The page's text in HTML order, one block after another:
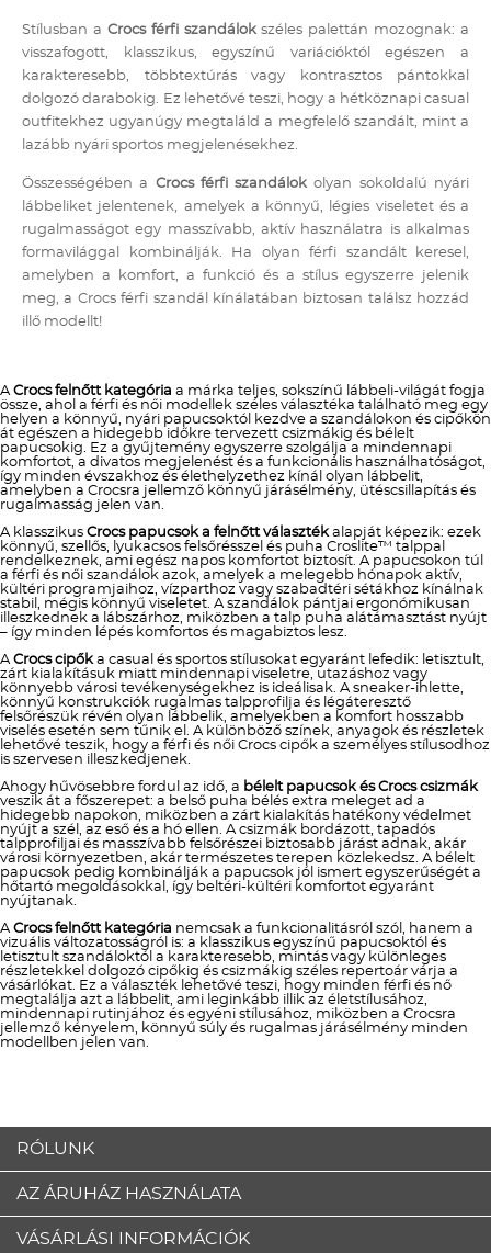
Stílusban a Crocs férfi szandálokszéles palettán mozognak: a
visszafogott, klasszikus, egyszínű variációktól egészen a
karakteresebb, többtextúrás vagy kontrasztos pántokkal
dolgozó darabokig. Ez lehetővé teszi, hogy a hétköznapi casual
outfitekhez ugyanúgy megtaláld a megfelelő szandált, mint a
lazább nyári sportos megjelenésekhez.
Összességében a Crocs férfi szandálokolyan sokoldalú nyári
lábbeliket jelentenek, amelyek a könnyű, légies viseletet és a
rugalmasságot egy masszívabb, aktív használatra is alkalmas
formavilággal kombinálják. Ha olyan férfi szandált keresel,
amelyben a komfort, a funkció és a stílus egyszerre jelenik
meg, a Crocs férfi szandál kínálatában biztosan találsz hozzád
illő modellt!
ACrocs felnőtt kategória a márka teljes, sokszínű lábbeli-világát fogja
össze, ahol a férfi és női modellek széles választéka található meg egy
helyen a könnyű, nyári papucsoktól kezdve a szandálokon és cipőkön
át egészen a hidegebb időkre tervezett csizmákig és bélelt
papucsokig. Ez a gyűjtemény egyszerre szolgálja a mindennapi
komfortot, a divatos megjelenést és a funkcionális használhatóságot,
így minden évszakhoz és élethelyzethez kínál olyan lábbelit,
amelyben a Crocsra jellemző könnyű járásélmény, ütéscsillapítás és
rugalmasság jelen van.
A klasszikus Crocs papucsok a felnőtt választékalapját képezik: ezek
könnyű, szellős, lyukacsos felsőrésszel és puha Croslite™ talppal
rendelkeznek, ami egész napos komfortot biztosít. A papucsokon túl
a férfi és női szandálok azok, amelyek a melegebb hónapok aktív,
kültéri programjaihoz, vízparthoz vagy szabadtéri sétákhoz kínálnak
stabil, mégis könnyű viseletet. A szandálok pántjai ergonómikusan
illeszkednek a lábszárhoz, miközben a talp puha alátámasztást nyújt
– így minden lépés komfortos és magabiztos lesz.
ACrocs cipőka casual és sportos stílusokat egyaránt lefedik: letisztult,
zárt kialakításuk miatt mindennapi viseletre, utazáshoz vagy
könnyebb városi tevékenységekhez is ideálisak. A sneaker-ihlette,
könnyű konstrukciók rugalmas talpprofilja és légáteresztő
felsőrészük révén olyan lábbelik, amelyekben a komfort hosszabb
viselés esetén sem tűnik el. A különböző színek, anyagok és részletek
lehetővé teszik, hogy a férfi és női Crocs cipők a személyes stílusodhoz
is szervesen illeszkedjenek.
Ahogy hűvösebbre fordul az idő, a bélelt papucsok és Crocs csizmák
veszik át a főszerepet: a belső puha bélés extra meleget ad a
hidegebb napokon, miközben a zárt kialakítás hatékony védelmet
nyújt a szél, az eső és a hó ellen. A csizmák bordázott, tapadós
talpprofiljai és masszívabb felsőrészei biztosabb járást adnak, akár
városi környezetben, akár természetes terepen közlekedsz. A bélelt
papucsok pedig kombinálják a papucsok jól ismert egyszerűségét a
hőtartó megoldásokkal, így beltéri-kültéri komfortot egyaránt
nyújtanak.
ACrocs felnőtt kategória nemcsak a funkcionalitásról szól, hanem a
vizuális változatosságról is: a klasszikus egyszínű papucsoktól és
letisztult szandáloktól a karakteresebb, mintás vagy különleges
részletekkel dolgozó cipőkig és csizmákig széles repertoár várja a
vásárlókat. Ez a választék lehetővé teszi, hogy minden férfi és nő
megtalálja azt a lábbelit, ami leginkább illik az életstílusához,
mindennapi rutinjához és egyéni stílusához, miközben a Crocsra
jellemző kényelem, könnyű súly és rugalmas járásélmény minden
modellben jelen van.
RÓLUNK
AZ ÁRUHÁZ HASZNÁLATA
VÁSÁRLÁSI INFORMÁCIÓK